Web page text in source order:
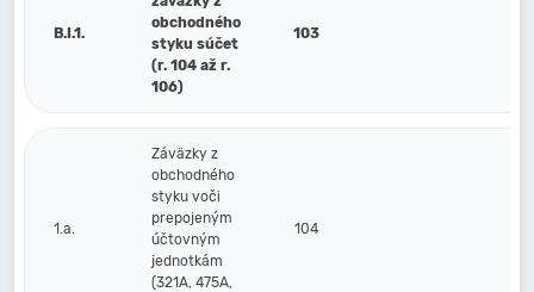
B.I.1.
obchodného
styku súčet
(r. 104 až r.
106)
103
1.a.
Záväzky z
obchodného
styku voči
prepojeným
účtovným
jednotkám
(321A, 475A,
104